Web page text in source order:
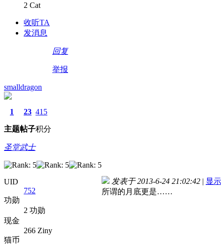
2 Cat
收听TA
发消息
回复
举报
smalldragon
1
主题
23
帖子
415
积分
圣堂武士
UID
752
功勋
2 功勋
现金
266 Ziny
猫币
发表于 2013-6-24 21:02:42 | 显
所谓的月底更是……